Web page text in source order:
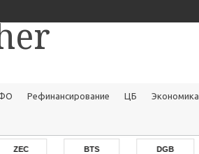
Рефинансирование ЦБ Экономика
ZEC
BTS
DGB